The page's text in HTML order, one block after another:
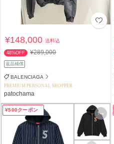
¥148,000送料込
48%OFF ¥289,000
返品補償
BALENCIAGA
PREMIUM PERSONAL SHOPPER
patochama
¥500クーポン